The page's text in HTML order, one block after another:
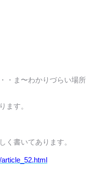
・ま〜わかりづらい場所
ます。
く書いてあります。